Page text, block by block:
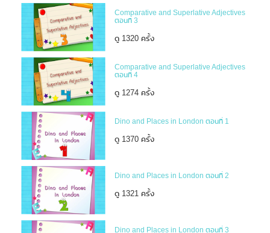
Comparative and Superlative Adjectives
ตอนที่ 3
ดู 1320 ครั้ง
Comparative and Superlative Adjectives
ตอนที่ 4
ดู 1274 ครั้ง
Dino and Places in London ตอนที่ 1
ดู 1370 ครั้ง
Dino and Places in London ตอนที่ 2
ดู 1321 ครั้ง
Dino and Places in London ตอนที่ 3